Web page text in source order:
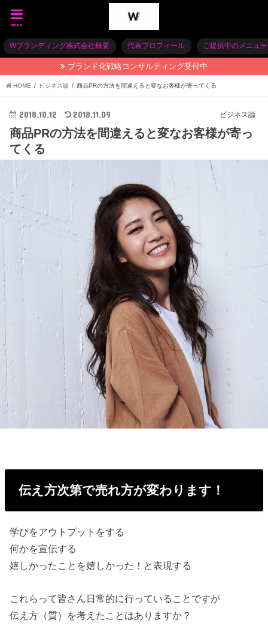
menu
Wブランディング株式会社概要 代表プロフィール ご提供中のメニュー
ブランド化戦略コンサルティング受付中
HOME ビジネス論 商品PRの方法を間違えると変なお客様が寄ってくる
ビジネス論
2018.10.12 2018.11.09
商品PRの方法を間違えると変なお客様が寄っ
てくる
伝え方次第で売れ方が変わります！
学びをアウトプットをする
何かを宣伝する
嬉しかったことを嬉しかった！と表現する
これらって皆さん日常的に行っていることですが
伝え方（質）を考えたことはありますか？